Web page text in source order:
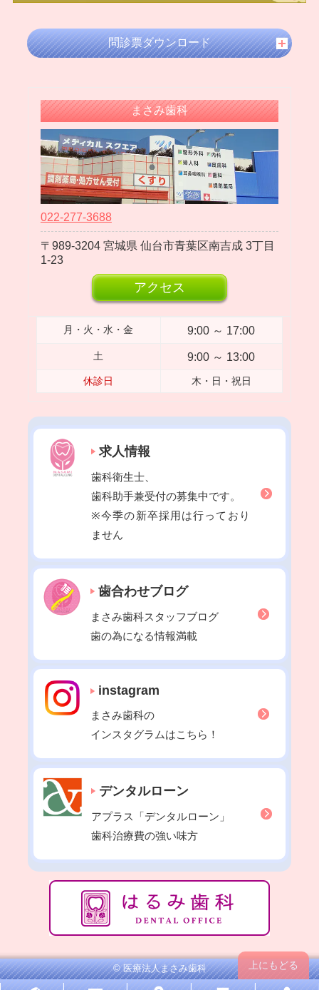
2024年03月
2024年02月
2023年12月
2023年11月
2023年10月
2023年09月
2023年08月
2023年07月
2023年05月
2023年04月
2023年03月
2023年02月
2022年09月
2022年08月
2022年07月
2022年06月
2022年03月
2022年02月
2022年01月
2021年12月
2021年11月
2021年10月
2021年09月
2021年08月
2021年06月
2021年05月
2021年04月
2021年03月
2021年02月
2021年01月
2020年12月
2020年11月
2020年09月
問診票ダウンロード
まさみ歯科
022-277-3688
989-3204 宮城県 仙台市青葉区南吉成 3丁目
1-23
アクセス
月・火・水・金 9:00 ～ 17:00
土 9:00 ～ 13:00
休診日 木・日・祝日
求人情報
歯科衛生士、
歯科助手兼受付の募集中です。
※今季の新卒採用は行っており
ません
歯合わせブログ
まさみ歯科スタッフブログ
歯の為になる情報満載
instagram
まさみ歯科の
インスタグラムはこちら！
デンタルローン
アプラス「デンタルローン」
歯科治療費の強い味方
上にもどる
© 医療法人まさみ歯科